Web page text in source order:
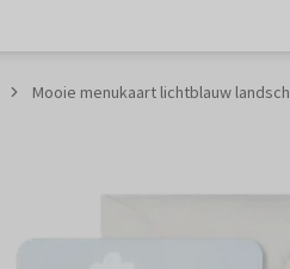
Mooie menukaart lichtblauw